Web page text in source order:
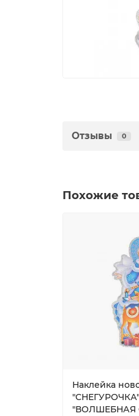
Отзывы 0
Похожие
Наклейка
"СНЕГУРОЧКА"
"ВОЛШЕБНАЯ